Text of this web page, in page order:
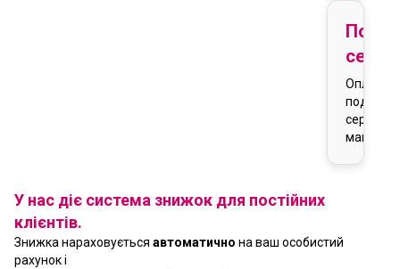
Оплата
магазину
У нас діє система знижок для постійних
клієнтів.
Знижка нараховується автоматично на ваш особистий
рахунок і